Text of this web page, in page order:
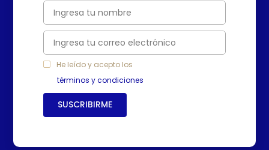
He leído y acepto los
términos y condiciones
SUSCRIBIRME